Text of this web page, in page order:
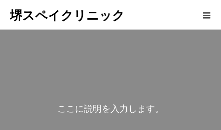
堺スペイクリニック
こ こ に説明を 入 力 し ます。